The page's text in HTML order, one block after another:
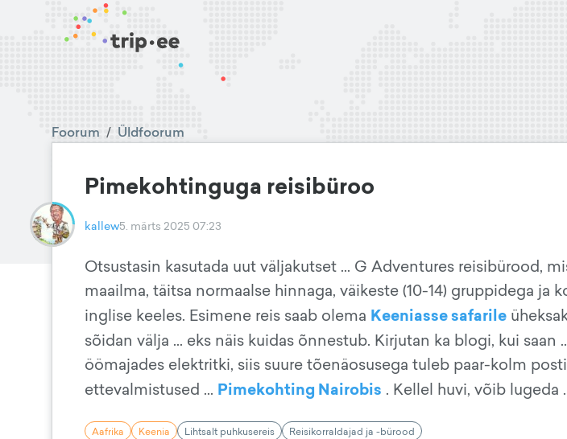
Foorum / Üldfoorum
Pimekohtinguga reisibüroo
kallew5. märts 2025 07:23
Otsustasin kasutada uut väljakutset ... G Adventures reisibürood,
maailma, täitsa normaalse hinnaga, väikeste (10-14) gruppidega ja
inglise keeles. Esimene reis saab olema Keeniasse safarile
sõidan välja ... eks näis kuidas õnnestub. Kirjutan ka blogi, kui saan
öömajades elektritki, siis suure tõenäosusega tuleb paar-kolm
ettevalmistused ... Pimekohting Nairobis . Kellel huvi, võib lugeda
Aafrika Keenia Lihtsalt puhkusereis Reisikorraldajad ja -bürood